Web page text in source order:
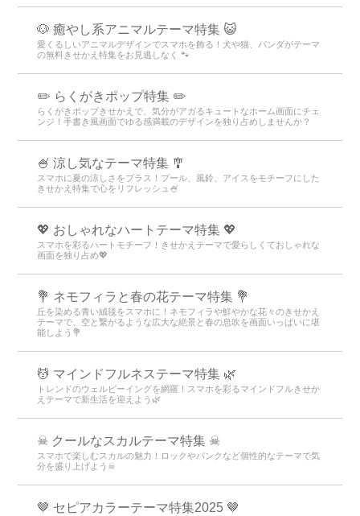
🐶 癒やし系アニマルテーマ特集 😺
愛くるしいアニマルデザインでスマホを飾る！犬や猫、パンダがテーマ
の無料きせかえ特集をお見逃しなく 🐾
✏️ らくがきポップ特集 ✏️
らくがきポップきせかえで、気分がアガるキュートなホーム画面にチェ
ンジ！手書き風画面でゆる感満載のデザインを独り占めしませんか？
🍧 涼し気なテーマ特集 🎐
スマホに夏の涼しさをプラス！プール、風鈴、アイスをモチーフにした
きせかえ特集で心をリフレッシュ🍧
💖 おしゃれなハートテーマ特集 💖
スマホを彩るハートモチーフ！きせかえテーマで愛らしくておしゃれな
画面を独り占め💖
💐 ネモフィラと春の花テーマ特集 💐
丘を染める青い絨毯をスマホに！ネモフィラや鮮やかな花々のきせかえ
テーマで、空と繋がるような広大な絶景と春の息吹を画面いっぱいに堪
能しよう💐
💆 マインドフルネステーマ特集 🌿
トレンドのウェルビーイングを網羅！スマホを彩るマインドフルきせか
えテーマで新生活を迎えよう🌿
☠ クールなスカルテーマ特集 ☠
スマホで楽しむスカルの魅力！ロックやパンクなど個性的なテーマで気
分を盛り上げよう☠
🤎 セピアカラーテーマ特集2025 🤎